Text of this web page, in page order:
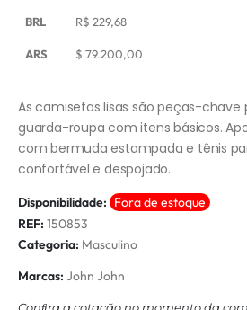
BRL R$ 229,68
ARS $ 79.200,00
As camisetas lisas são peças-
guarda-roupa com itens básicos.
com bermuda estampada e tênis
confortável e despojado.
Disponibilidade: Fora de estoque
REF: 150853
Categoria: Masculino
Marcas: John John